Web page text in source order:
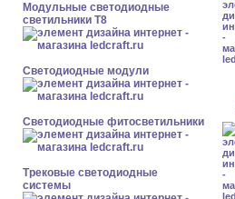
Модульные светодиодные
светильники Т8
Светодиодные модули
Светодиодные фитосветильники
Трековые светодиодные
системы